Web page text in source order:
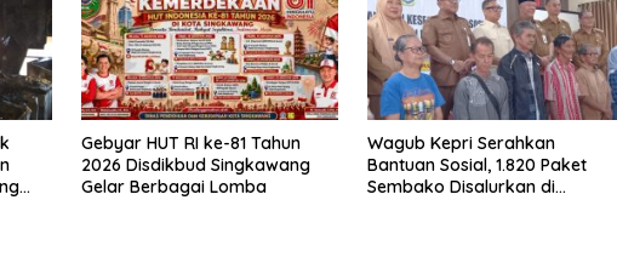
Gebyar HUT RI ke-81 Tahun
2026 Disdikbud Singkawang
Gelar Berbagai Lomba
Wagub Kepri Serahkan
Bantuan Sosial, 1.820 Paket
Sembako Disalurkan di